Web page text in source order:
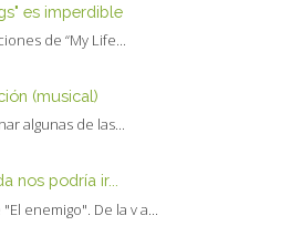
es imperdible
de “My Life...
(musical)
algunas de las...
nos podría ir...
enemigo". De la v a...